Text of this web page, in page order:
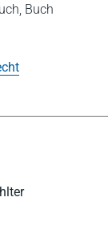
Buch